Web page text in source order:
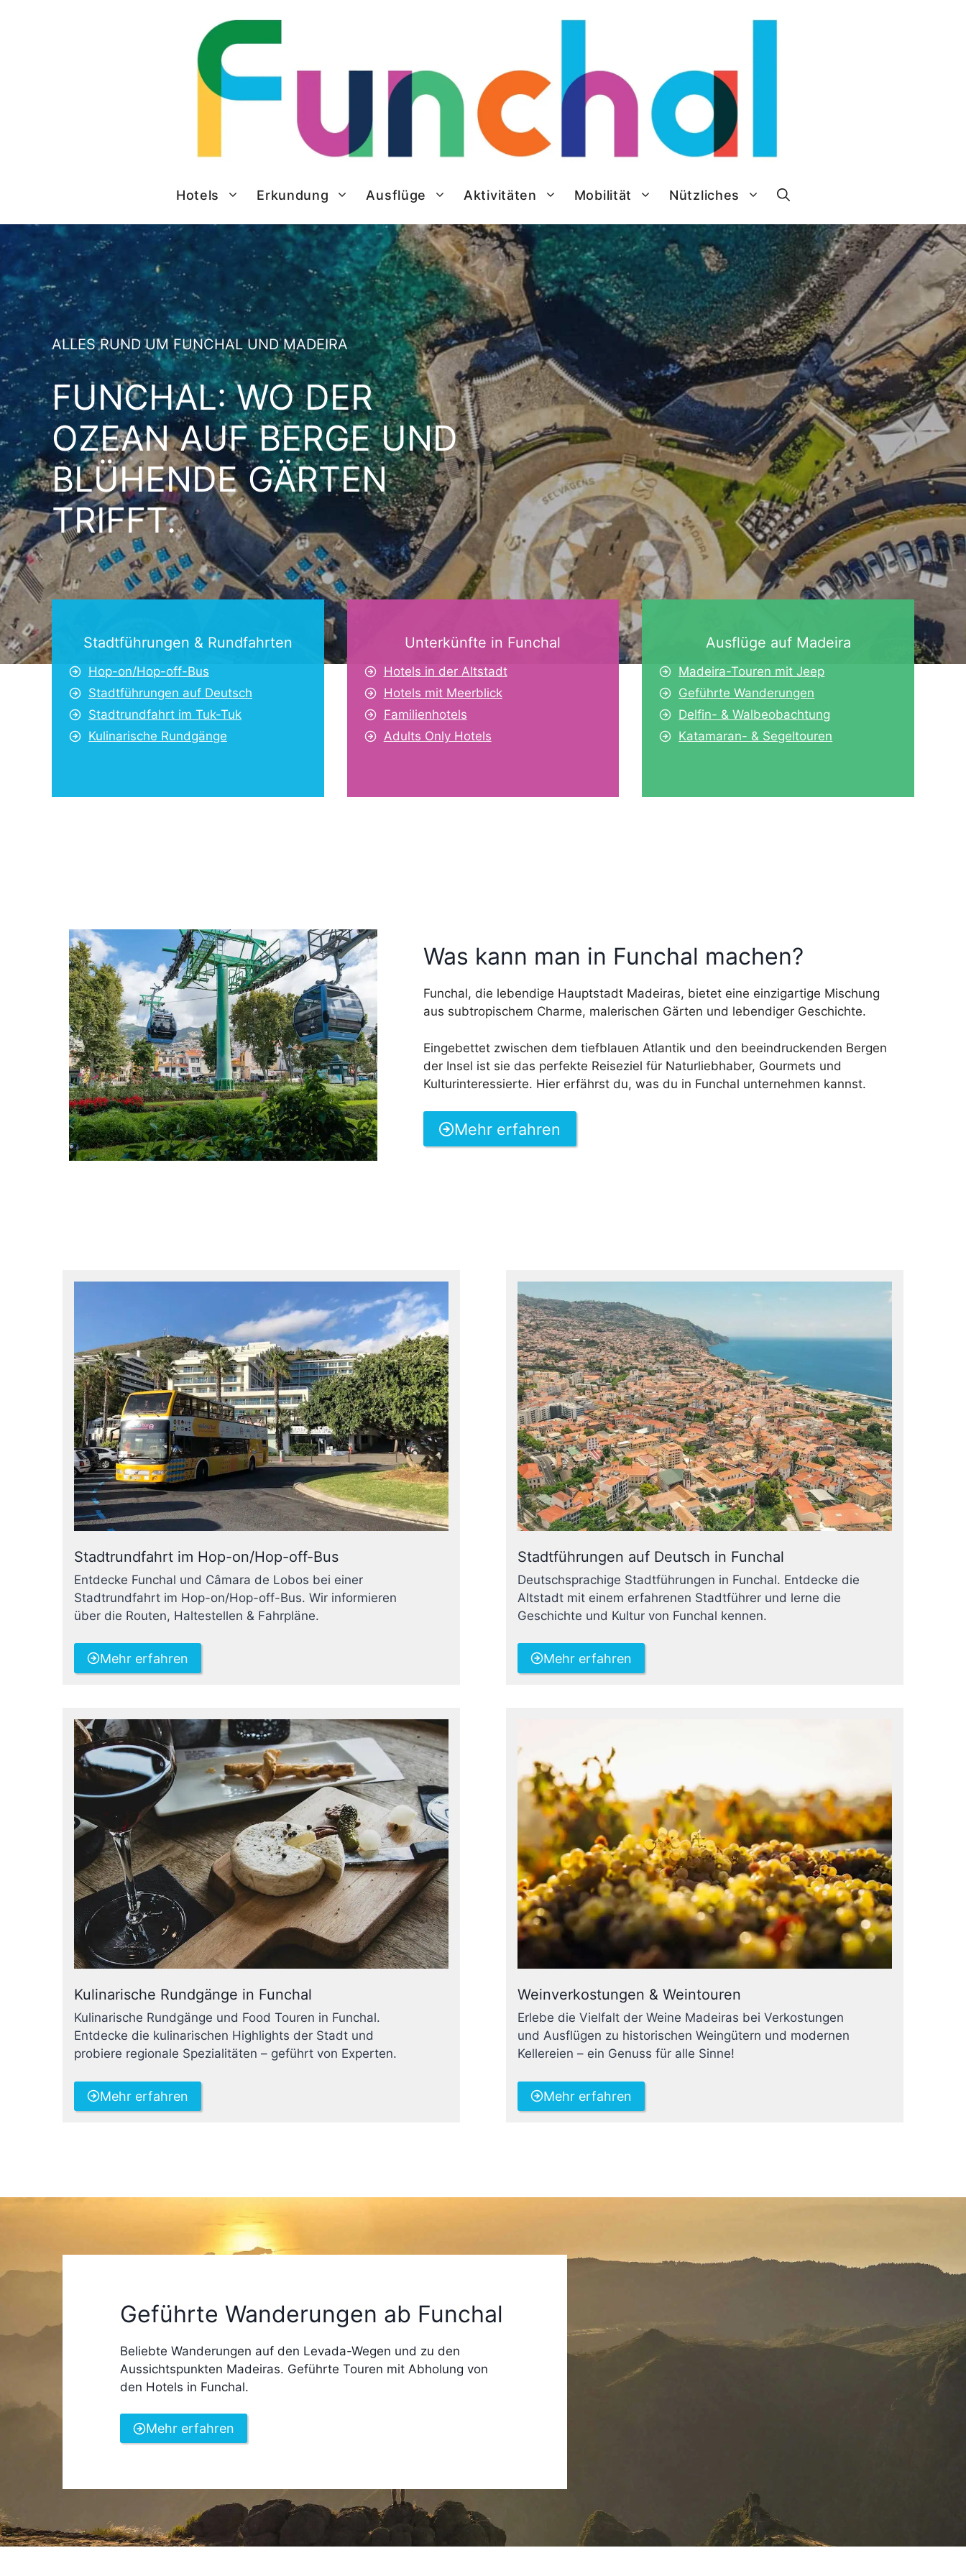
Hotels Erkundung Ausflüge Aktivitäten Mobilität Nützliches
ALLES RUND UM FUNCHAL UND MADEIRA
FUNCHAL: WO DER
OZEAN AUF BERGE UND
BLÜHENDE GÄRTEN
TRIFFT.
Stadtführungen & Rundfahrten
Hop-on/Hop-off-Bus
Stadtführungen auf Deutsch
Stadtrundfahrt im Tuk-Tuk
Kulinarische Rundgänge
Unterkünfte in Funchal
Hotels in der Altstadt
Hotels mit Meerblick
Familienhotels
Adults Only Hotels
Ausflüge auf Madeira
Madeira-Touren mit Jeep
Geführte Wanderungen
Delfin- & Walbeobachtung
Katamaran- & Segeltouren
Was kann man in Funchal machen?
Funchal, die lebendige Hauptstadt Madeiras, bietet eine einzigartige Mischung
aus subtropischem Charme, malerischen Gärten und lebendiger Geschichte.
Eingebettet zwischen dem tiefblauen Atlantik und den beeindruckenden Bergen
der Insel ist sie das perfekte Reiseziel für Naturliebhaber, Gourmets und
Kulturinteressierte. Hier erfährst du, was du in Funchal unternehmen kannst.
Mehr erfahren
Stadtrundfahrt im Hop-on/Hop-off-Bus
Entdecke Funchal und Câmara de Lobos bei einer
Stadtrundfahrt im Hop-on/Hop-off-Bus. Wir informieren
über die Routen, Haltestellen & Fahrpläne.
Mehr erfahren
Stadtführungen auf Deutsch in Funchal
Deutschsprachige Stadtführungen in Funchal. Entdecke die
Altstadt mit einem erfahrenen Stadtführer und lerne die
Geschichte und Kultur von Funchal kennen.
Mehr erfahren
Kulinarische Rundgänge in Funchal
Kulinarische Rundgänge und Food Touren in Funchal.
Entdecke die kulinarischen Highlights der Stadt und
probiere regionale Spezialitäten – geführt von Experten.
Mehr erfahren
Weinverkostungen & Weintouren
Erlebe die Vielfalt der Weine Madeiras bei Verkostungen
und Ausflügen zu historischen Weingütern und modernen
Kellereien – ein Genuss für alle Sinne!
Mehr erfahren
Geführte Wanderungen ab Funchal
Beliebte Wanderungen auf den Levada-Wegen und zu den
Aussichtspunkten Madeiras. Geführte Touren mit Abholung von
den Hotels in Funchal.
Mehr erfahren